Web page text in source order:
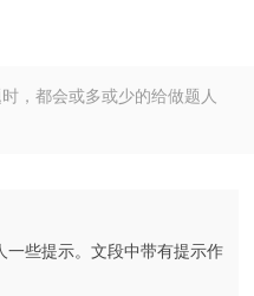
都会或多或少的给做题人
些提示。文段中带有提示作